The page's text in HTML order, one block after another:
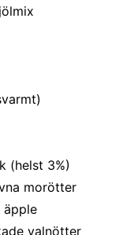
(helst 3%)
morötter
äpple
valnötter